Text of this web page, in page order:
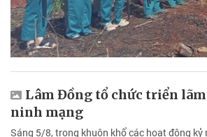
Lâm Đồng tổ chức triển
ninh mạng
Sáng 5/8, trong khuôn khổ các hoạt động kỷ